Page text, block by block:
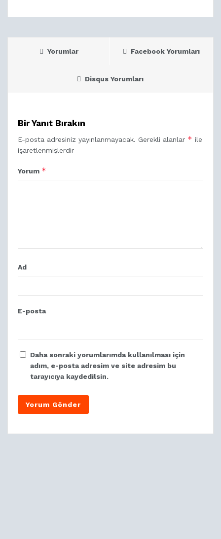
Yorumlar Facebook Yorumları
Disqus Yorumları
Bir Yanıt Bırakın
E-posta adresiniz yayınlanmayacak. Gerekli alanlar * ile
işaretlenmişlerdir
Yorum *
Ad
E-posta
Daha sonraki yorumlarımda kullanılması için
adım, e-posta adresim ve site adresim bu
tarayıcıya kaydedilsin.